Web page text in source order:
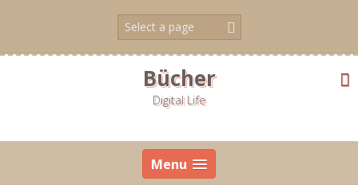
Bücher
Digital Life
Menu